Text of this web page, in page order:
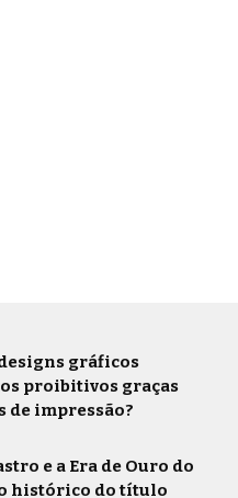
gráficos
proibitivos graças
de impressão?
e a Era de Ouro do
histórico do título